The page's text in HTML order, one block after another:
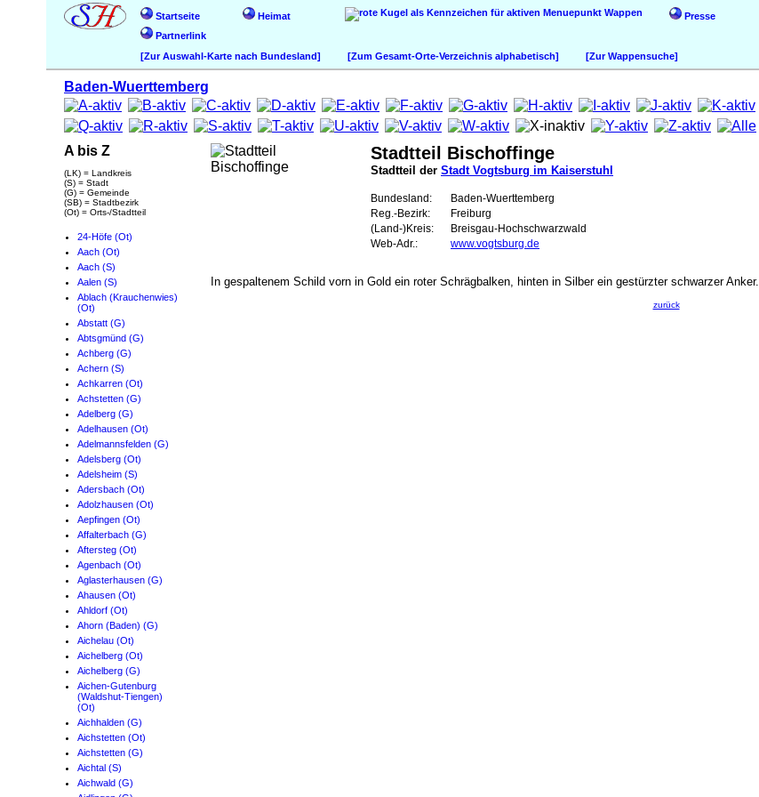
Startseite Heimat Wappen Presse
Partnerlink
[Zur Auswahl-Karte nach Bundesland]
[Zum Gesamt-Orte-Verzeichnis alphabetisch] [Zur Wappensuche]
Baden-Wuerttemberg
A bis Z
(LK) = Landkreis
(S) = Stadt
(G) = Gemeinde
(SB) = Stadtbezirk
(Ot) = Orts-/Stadtteil
24-Höfe (Ot)
Aach (Ot)
Aach (S)
Aalen (S)
Ablach (Krauchenwies)
(Ot)
Abstatt (G)
Abtsgmünd (G)
Achberg (G)
Achern (S)
Achkarren (Ot)
Achstetten (G)
Adelberg (G)
Adelhausen (Ot)
Adelmannsfelden (G)
Adelsberg (Ot)
Adelsheim (S)
Adersbach (Ot)
Adolzhausen (Ot)
Aepfingen (Ot)
Affalterbach (G)
Aftersteg (Ot)
Agenbach (Ot)
Aglasterhausen (G)
Ahausen (Ot)
Ahldorf (Ot)
Ahorn (Baden) (G)
Aichelau (Ot)
Aichelberg (Ot)
Aichelberg (G)
Aichen-Gutenburg
(Waldshut-Tiengen)
(Ot)
Aichhalden (G)
Aichstetten (Ot)
Aichstetten (G)
Aichtal (S)
Aichwald (G)
Stadtteil Bischoffinge
Stadtteil der Stadt Vogtsburg im Kaiserstuhl
Bundesland:
Baden-Wuerttemberg
Reg.-Bezirk:
Freiburg
(Land-)Kreis:
Breisgau-Hochschwarzwald
Web-Adr.:
www.vogtsburg.de
In gespaltenem Schild vorn in Gold ein roter Schrägbalken, hinten in Silber ein gestürzter schwarzer Anker.
zurück